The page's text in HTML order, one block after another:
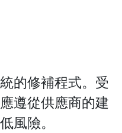
的修補程式。受
遵從供應商的建
風險。